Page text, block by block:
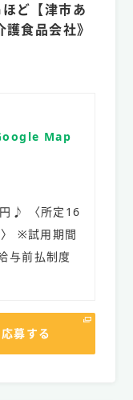
社
員
ど【津市あ
食品会社》
Map
♪ 〈所定16
※試用期間
与前払制度
応募する